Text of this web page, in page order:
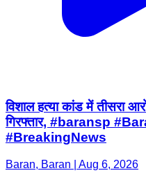
विशाल हत्या कांड में तीसरा
गिरफ्तार, #baransp
#BreakingNews
Baran, Baran | Aug 6, 2026